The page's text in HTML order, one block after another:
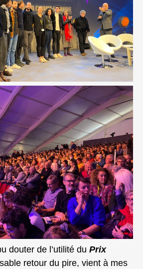
douter de l’utilité du Prix
retour du pire, vient à mes